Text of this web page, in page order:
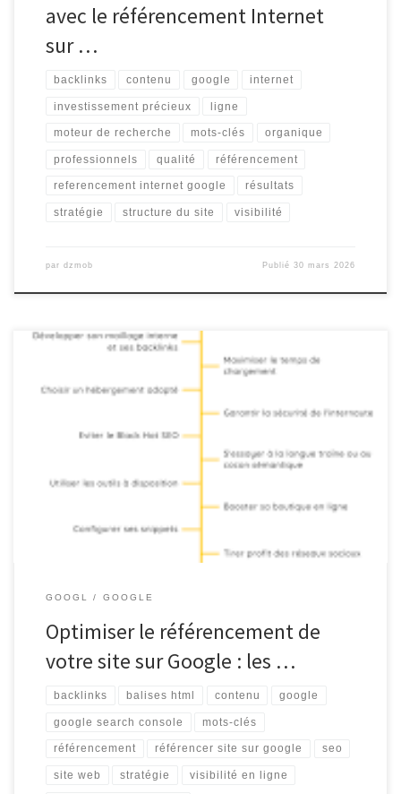
avec le référencement Internet
sur …
backlinks contenu google internet
investissement précieux ligne
moteur de recherche mots-clés organique
professionnels qualité référencement
referencement internet google résultats
stratégie structure du site visibilité
par dzmob Publié30 mars 2026
site sur Google Le référencement d’un site web sur Google est
crucial pour augmenter sa visibilité en ligne et attirer un trafic
qualifié. Voici quelques étapes essentielles pour optimiser le
référencement de votre site : Choisir des mots-clés pertinents :
Effectuez […]
GOOGL GOOGLE
Optimiser le référencement de
votre site sur Google : les …
backlinks balises html contenu google
google search console mots-clés
référencement référencer site sur google seo
site web stratégie visibilité en ligne